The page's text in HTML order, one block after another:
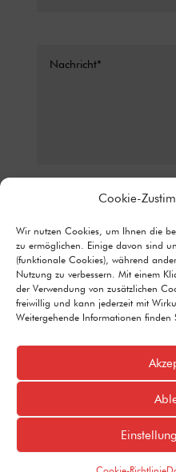
Cookie-
Wir nutzen Cookies, um Ihnen die
zu ermöglichen. Einige davon sind
(funktionale Cookies), während
Nutzung zu verbessern. Mit einem
der Verwendung von zusätzlichen
freiwillig und kann jederzeit mit
Weitergehende Informationen finden
KONTAKTFORMULAR ZUR
ERHOBEN UND VERARBEITET
INFORMATIONEN ZUM
UNSERER
15 + 14
Alternative:
Design by